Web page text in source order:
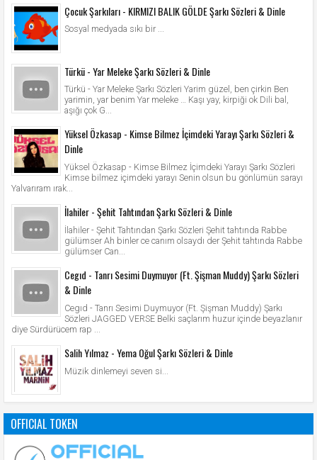
Çocuk Şarkıları - KIRMIZI BALIK GÖLDE Şarkı Sözleri & Dinle
Sosyal medyada sıkı bir ...
Türkü - Yar Meleke Şarkı Sözleri & Dinle
Türkü - Yar Meleke Şarkı Sözleri Yarim güzel, ben çirkin Ben
yarimin, yar benim Yar meleke … Kaşı yay, kirpiği ok Dili bal,
aşığı çok G...
Yüksel Özkasap - Kimse Bilmez İçimdeki Yarayı Şarkı Sözleri &
Dinle
Yüksel Özkasap - Kimse Bilmez İçimdeki Yarayı Şarkı Sözleri
Kimse bilmez içimdeki yarayı Senin olsun bu gönlümün sarayı
Yalvarıram ırak...
İlahiler - Şehit Tahtından Şarkı Sözleri & Dinle
İlahiler - Şehit Tahtından Şarkı Sözleri Şehit tahtında Rabbe
gülümser Ah binler ce canım olsaydı der Şehit tahtında Rabbe
gülümser Can...
Cegıd - Tanrı Sesimi Duymuyor (Ft. Şişman Muddy) Şarkı Sözleri
& Dinle
Cegıd - Tanrı Sesimi Duymuyor (Ft. Şişman Muddy) Şarkı
Sözleri JAGGED VERSE Belki saçlarım huzur içinde beyazlanır
diye Sürdürücem rap ...
Salih Yılmaz - Yema Oğul Şarkı Sözleri & Dinle
Müzik dinlemeyi seven si...
OFFICIAL TOKEN